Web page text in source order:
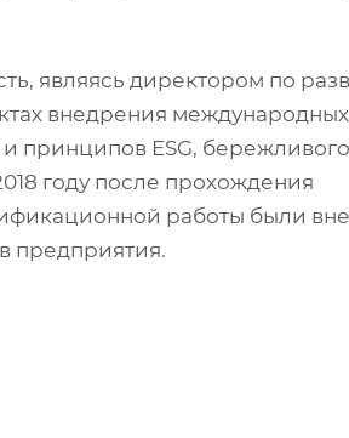
являясь директором по
внедрения международных
принципов ESG, бережливого
году после прохождения
работы были
предприятия.